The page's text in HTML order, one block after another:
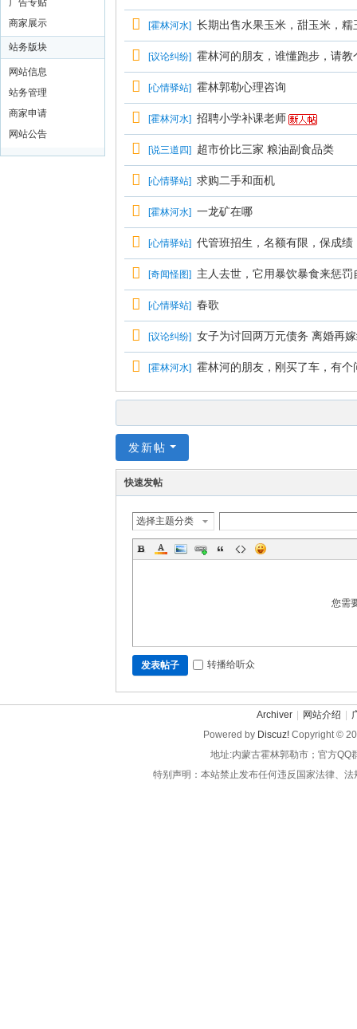
广告专贴
商家展示
站务版块
网站信息
站务管理
商家申请
网站公告
[霍林河水] 长期出售水果玉米，甜玉米，糯
[议论纠纷] 霍林河的朋友，谁懂跑步，请教
[心情驿站] 霍林郭勒心理咨询
[霍林河水] 招聘小学补课老师
[说三道四] 超市价比三家 粮油副食品类
[心情驿站] 求购二手和面机
[霍林河水] 一龙矿在哪
[心情驿站] 代管班招生，名额有限，保成绩
[奇闻怪图] 主人去世，它用暴饮暴食来惩罚
[心情驿站] 春歌
[议论纠纷] 女子为讨回两万元债务 离婚再
[霍林河水] 霍林河的朋友，刚买了车，有个
发新帖
快速发帖
选择主题分类
您需
发表帖子 转播给听众
Archiver 网站介绍
Powered by Discuz! Copyright ©
地址:内蒙古霍林郭勒市；官方QQ
特别声明：本站禁止发布任何违反国家法律、